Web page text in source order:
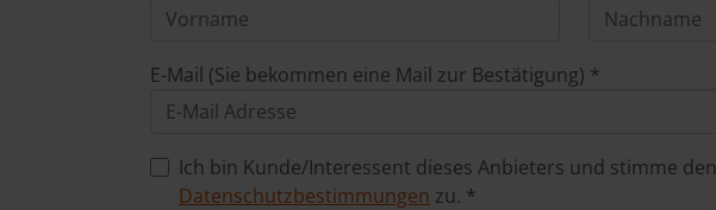
E-Mail (Sie bekommen eine Mail zur Bestätigung) *
Ich bin Kunde/Interessent dieses Anbieters und stimme den
Datenschutzbestimmungen zu. *